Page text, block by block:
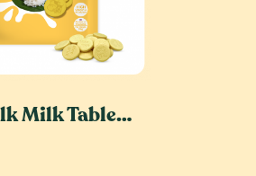
Moomilk Milk Tablet Mango Sticky Rice Flavor